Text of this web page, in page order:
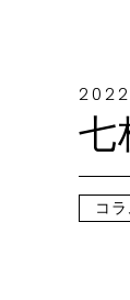
七
コラ